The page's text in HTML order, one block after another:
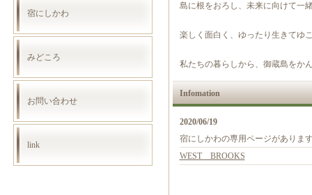
島に根をおろし、未来に向けて一
楽しく面白く、ゆったり生きてゆ
私たちの暮らしから、御蔵島をか
Infomation
2020/06/19
宿にしかわの専用ページがありま
WEST BROOKS
宿にしかわ
みどころ
お問い合わせ
link